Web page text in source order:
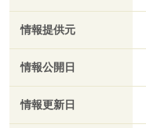
情報提供元
情報公開日
情報更新日